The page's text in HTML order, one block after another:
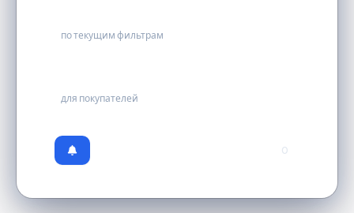
по текущим фильтрам
для покупателей
0